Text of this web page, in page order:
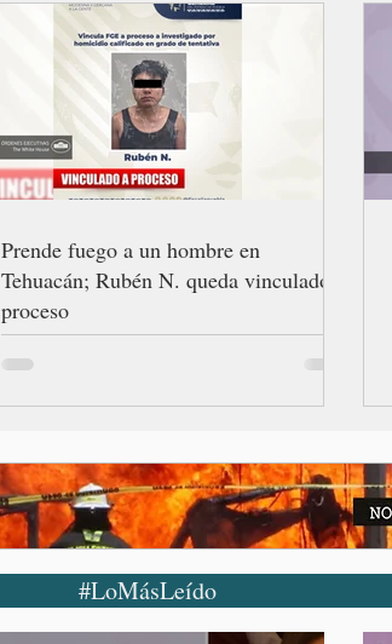
Prende fuego a un hombre en
Tehuacán; Rubén N. queda vinculado a
proceso
#LoMásLeído